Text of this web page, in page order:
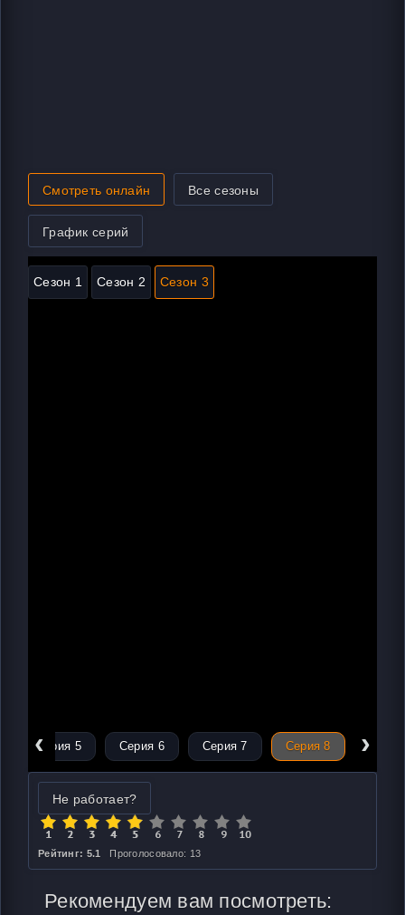
Смотреть онлайн Все сезоны
График серий
Сезон 1 Сезон 2 Сезон 3
‹
Серия 5 Серия 6 Серия 7 Серия 8 ›
Не работает?
Рейтинг: 5.1 Проголосовало: 13
Рекомендуем вам посмотреть: